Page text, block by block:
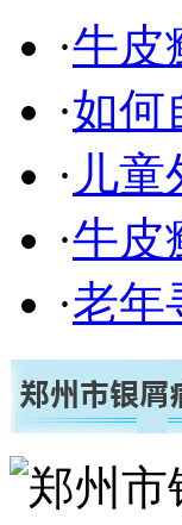
·牛皮
·如何
· 儿
·牛皮
·老年